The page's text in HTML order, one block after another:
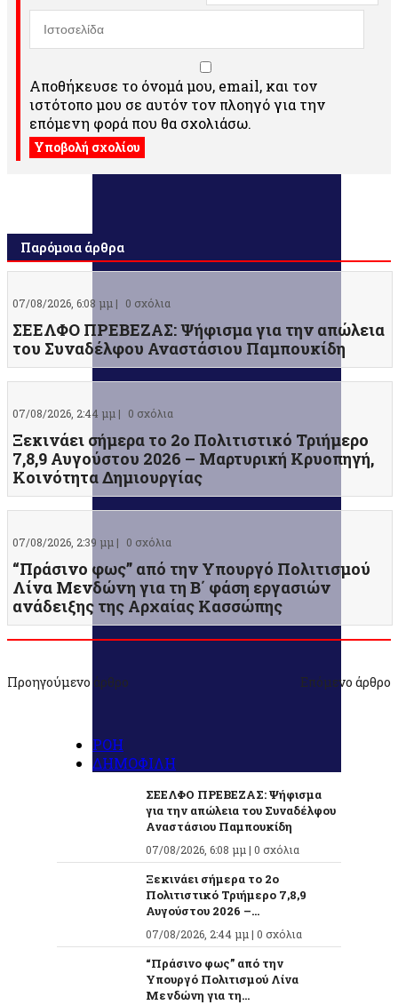
Αποθήκευσε το όνομά μου, email, και τον
ιστότοπο μου σε αυτόν τον πλοηγό για την
επόμενη φορά που θα σχολιάσω.
Παρόμοια άρθρα
07/08/2026, 6:08 μμ | 0 σχόλια
ΣΕΕΛΦΟ ΠΡΕΒΕΖΑΣ: Ψήφισμα για την απώλεια
του Συναδέλφου Αναστάσιου Παμπουκίδη
07/08/2026, 2:44 μμ | 0 σχόλια
Ξεκινάει σήμερα το 2ο Πολιτιστικό Τριήμερο
7,8,9 Αυγούστου 2026 – Μαρτυρική Κρυοπηγή,
Κοινότητα Δημιουργίας
07/08/2026, 2:39 μμ | 0 σχόλια
“Πράσινο φως” από την Υπουργό Πολιτισμού
Λίνα Μενδώνη για τη Β΄ φάση εργασιών
ανάδειξης της Αρχαίας Κασσώπης
Προηγούμενο άρθρο Επόμενο άρθρο
ΡΟΗ
ΔΗΜΟΦΙΛΗ
ΣΕΕΛΦΟ ΠΡΕΒΕΖΑΣ: Ψήφισμα
για την απώλεια του Συναδέλφου
Αναστάσιου Παμπουκίδη
07/08/2026, 6:08 μμ | 0 σχόλια
Ξεκινάει σήμερα το 2ο
Πολιτιστικό Τριήμερο 7,8,9
Αυγούστου 2026 –...
07/08/2026, 2:44 μμ | 0 σχόλια
“Πράσινο φως” από την
Υπουργό Πολιτισμού Λίνα
Μενδώνη για τη...